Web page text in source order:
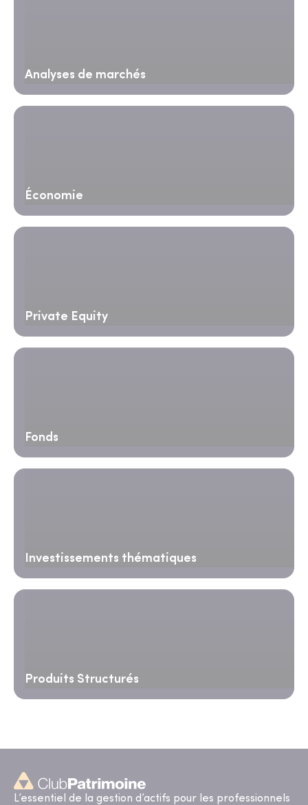
Analyses de marchés
Économie
Private Equity
Fonds
Investissements thématiques
Produits Structurés
L’essentiel de la gestion d’actifs pour les professionnels